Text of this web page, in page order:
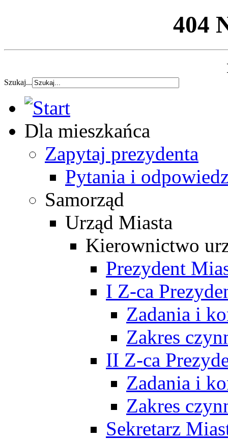
404
Szukaj...
Dla mieszkańca
Zapytaj prezydenta
Pytania i
Samorząd
Urząd Miasta
Kierownictwo
Prezydent
I Z-ca
Zadania i
Zakres
II Z-ca
Zadania i
Zakres
Sekretarz